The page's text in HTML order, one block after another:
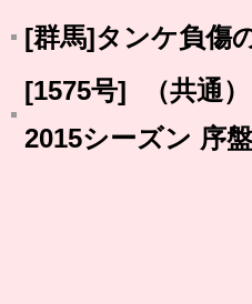
[群馬]タンケ負傷
[1575号] （共通
2015シーズン 序